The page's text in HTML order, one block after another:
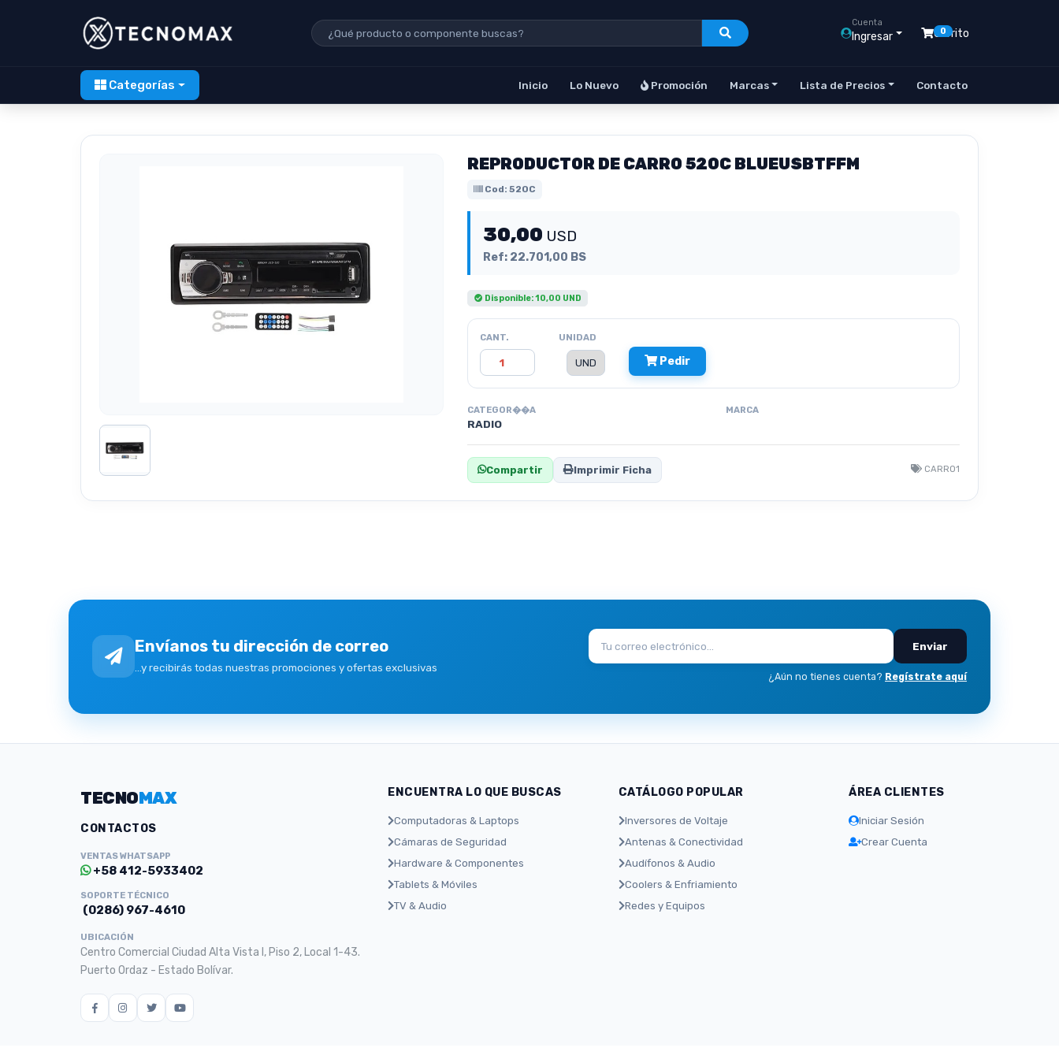
Cuenta
Ingresar 0
Carrito
Categorías Inicio Lo Nuevo Promoción Marcas Lista de Precios Contacto
REPRODUCTOR DE CARRO 520C BLUEUSBTFFM
Cod: 520C
30,00 USD
Ref: 22.701,00 BS
Disponible: 10,00 UND
CANT. UNIDAD
Pedir
CATEGOR��A
RADIO
MARCA
Compartir Imprimir Ficha CARRO1
Envíanos tu dirección de correo
...y recibirás todas nuestras promociones y ofertas exclusivas
Enviar
¿Aún no tienes cuenta? Regístrate aquí
TECNOMAX
CONTACTOS
VENTAS WHATSAPP
+58 412-5933402
SOPORTE TÉCNICO
(0286) 967-4610
UBICACIÓN
Centro Comercial Ciudad Alta Vista I, Piso 2, Local 1-43.
Puerto Ordaz - Estado Bolívar.
ENCUENTRA LO QUE BUSCAS
Computadoras & Laptops
Cámaras de Seguridad
Hardware & Componentes
Tablets & Móviles
TV & Audio
CATÁLOGO POPULAR
Inversores de Voltaje
Antenas & Conectividad
Audífonos & Audio
Coolers & Enfriamiento
Redes y Equipos
ÁREA CLIENTES
Iniciar Sesión
Crear Cuenta